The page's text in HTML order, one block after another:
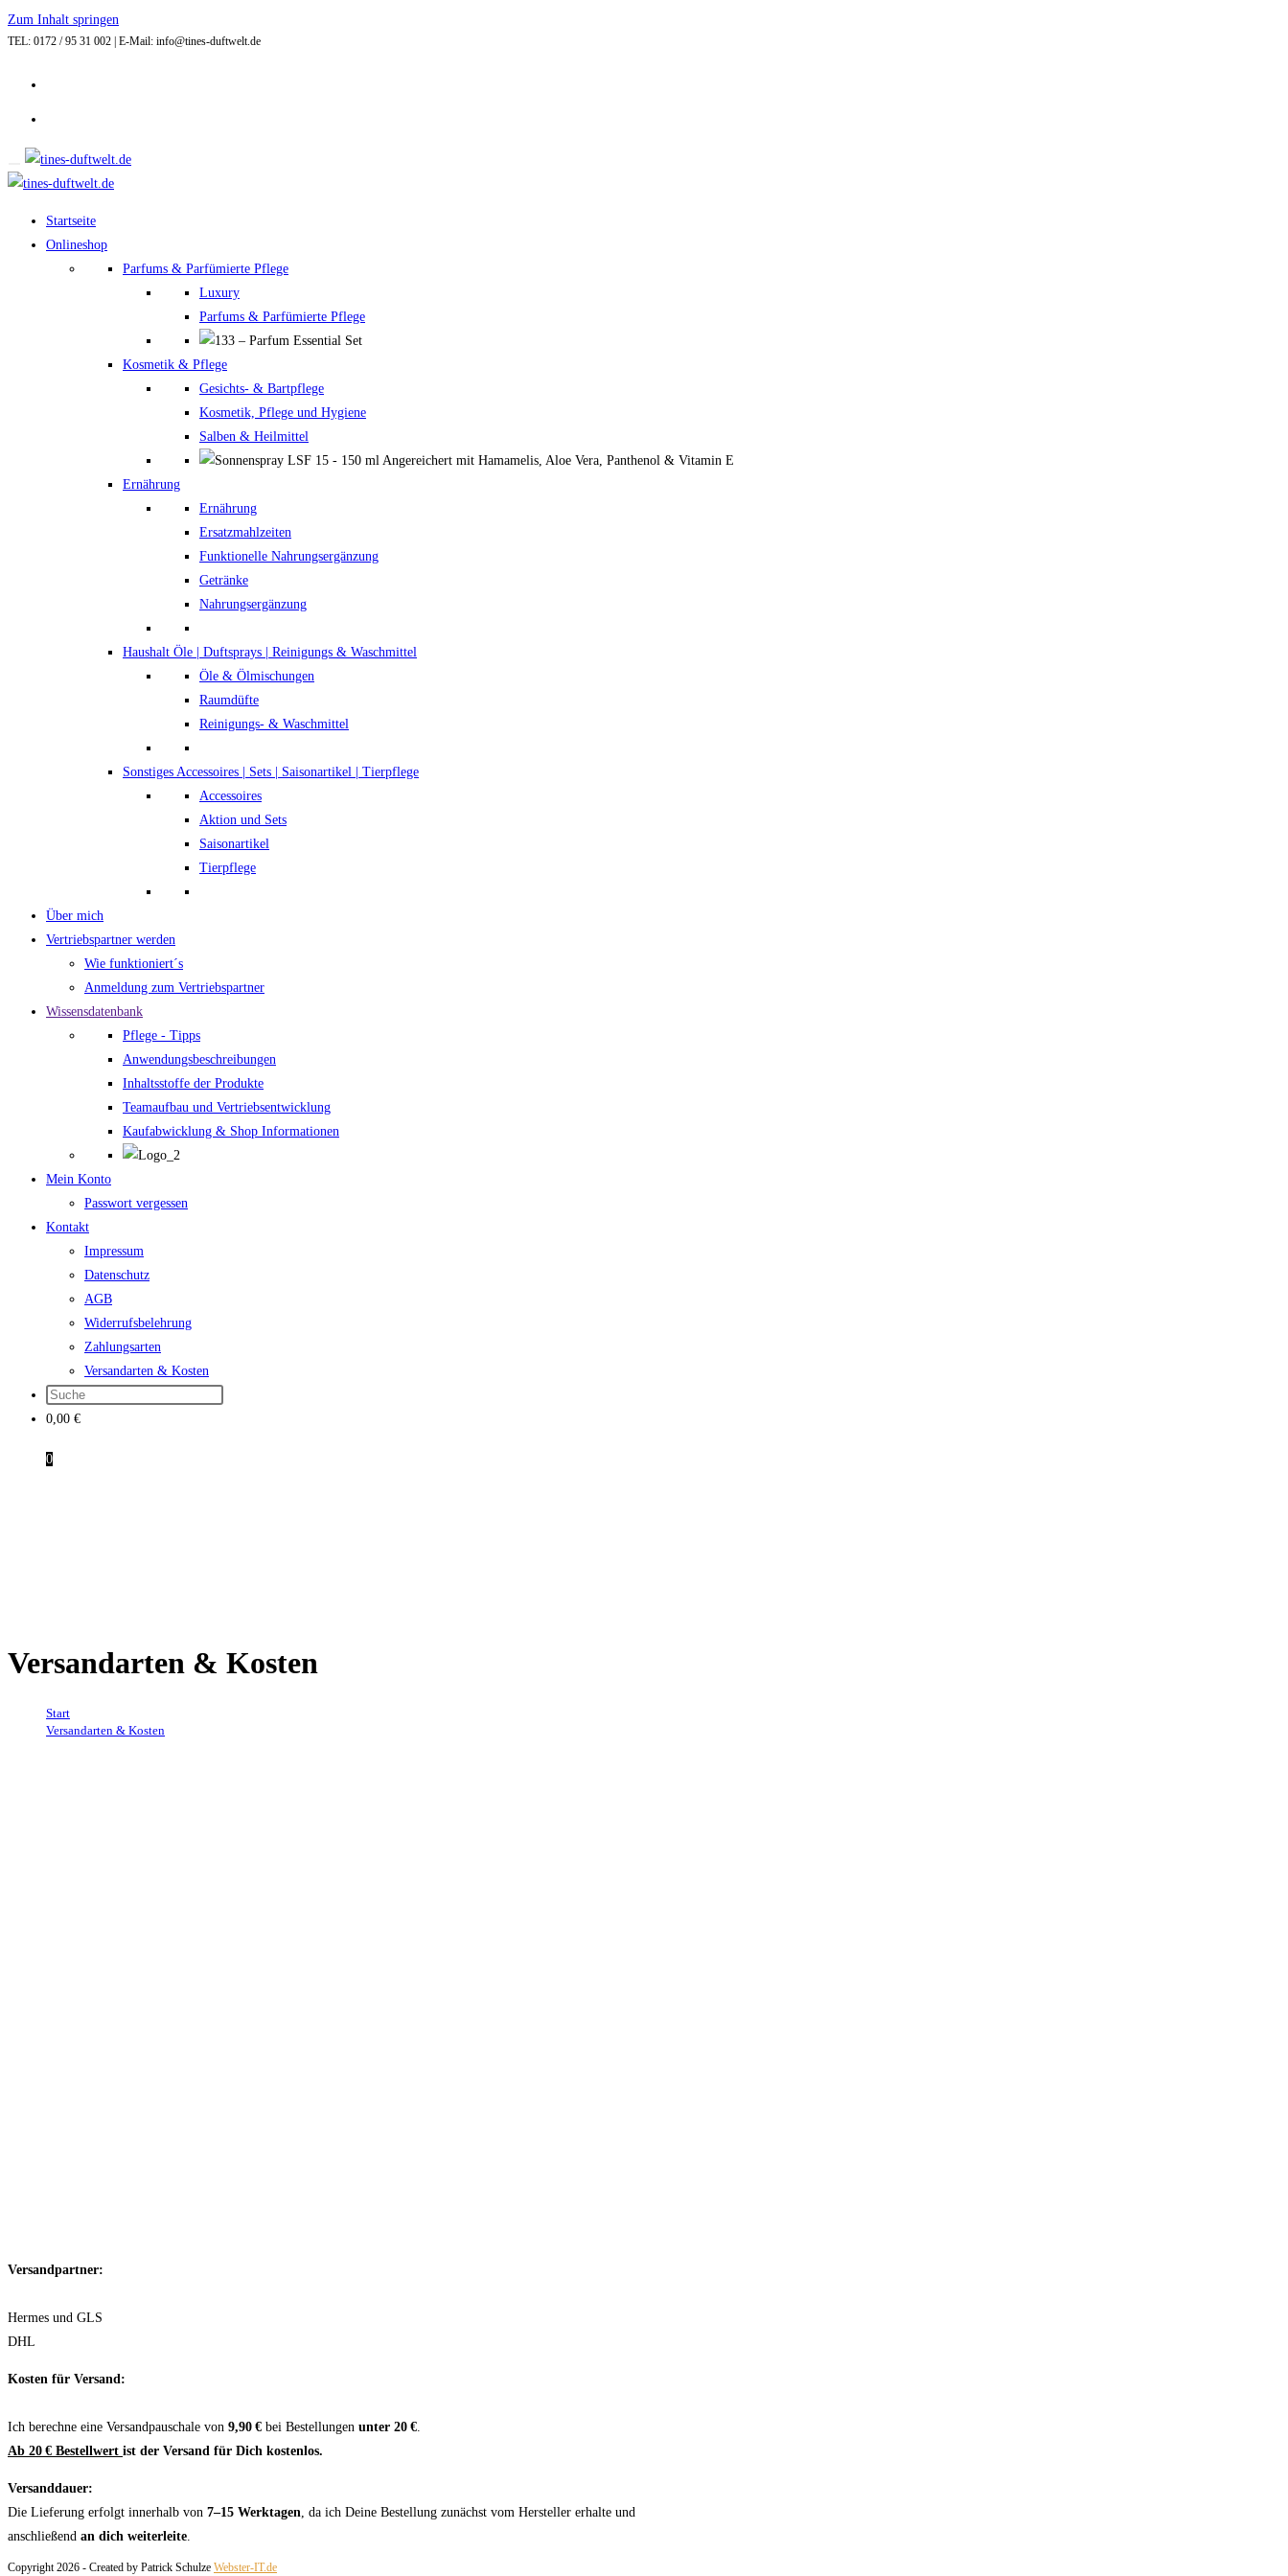
Zum Inhalt springen
TEL: 0172 / 95 31 002 | E-Mail: info@tines-duftwelt.de
Startseite
Onlineshop
Parfums & Parfümierte Pflege
Luxury
Parfums & Parfümierte Pflege
Kosmetik & Pflege
Gesichts- & Bartpflege
Kosmetik, Pflege und Hygiene
Salben & Heilmittel
Ernährung
Ernährung
Ersatzmahlzeiten
Funktionelle Nahrungsergänzung
Getränke
Nahrungsergänzung
Haushalt Öle | Duftsprays | Reinigungs & Waschmittel
Öle & Ölmischungen
Raumdüfte
Reinigungs- & Waschmittel
Sonstiges Accessoires | Sets | Saisonartikel | Tierpflege
Accessoires
Aktion und Sets
Saisonartikel
Tierpflege
Über mich
Vertriebspartner werden
Wie funktioniert´s
Anmeldung zum Vertriebspartner
Wissensdatenbank
Pflege - Tipps
Anwendungsbeschreibungen
Inhaltsstoffe der Produkte
Teamaufbau und Vertriebsentwicklung
Kaufabwicklung & Shop Informationen
Mein Konto
Passwort vergessen
Kontakt
Impressum
Datenschutz
AGB
Widerrufsbelehrung
Zahlungsarten
Versandarten & Kosten
0,00 €
0
Versandarten & Kosten
Start
Versandarten & Kosten
Versandpartner:
Hermes und GLS
DHL
Kosten für Versand:
Ich berechne eine Versandpauschale von 9,90 € bei Bestellungen unter 20 €.
Ab 20 € Bestellwert ist der Versand für Dich kostenlos.
Versanddauer:
Die Lieferung erfolgt innerhalb von 7–15 Werktagen, da ich Deine Bestellung zunächst vom Hersteller erhalte und
anschließend an dich weiterleite.
Copyright 2026 - Created by Patrick Schulze Webster-IT.de